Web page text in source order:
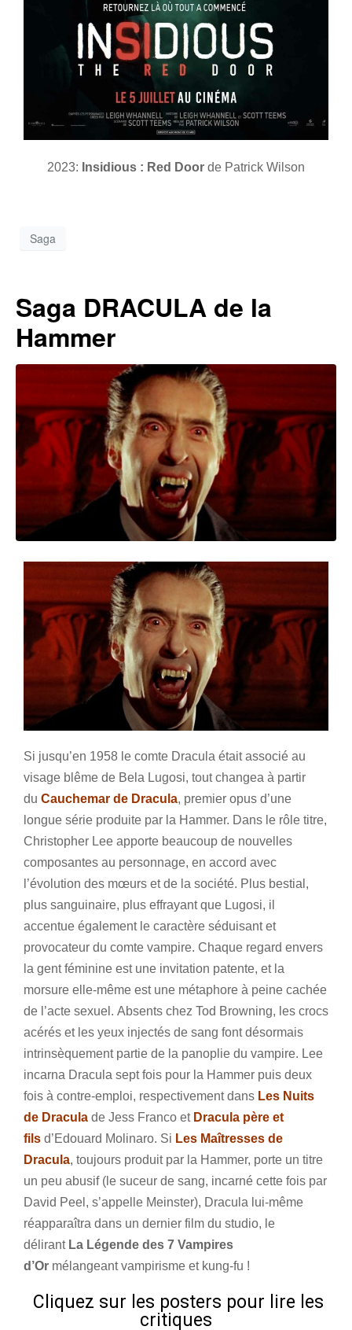
2023: Insidious : Red Door de Patrick Wilson
Saga
Saga DRACULA de la
Hammer
Si jusqu’en 1958 le comte Dracula était associé au
visage blême de Bela Lugosi, tout changea à partir
du Cauchemar de Dracula, premier opus d’une
longue série produite par la Hammer. Dans le rôle titre,
Christopher Lee apporte beaucoup de nouvelles
composantes au personnage, en accord avec
l’évolution des mœurs et de la société. Plus bestial,
plus sanguinaire, plus effrayant que Lugosi, il
accentue également le caractère séduisant et
provocateur du comte vampire. Chaque regard envers
la gent féminine est une invitation patente, et la
morsure elle-même est une métaphore à peine cachée
de l’acte sexuel. Absents chez Tod Browning, les crocs
acérés et les yeux injectés de sang font désormais
intrinsèquement partie de la panoplie du vampire. Lee
incarna Dracula sept fois pour la Hammer puis deux
fois à contre-emploi, respectivement dans Les Nuits
de Dracula de Jess Franco et Dracula père et
fils d’Edouard Molinaro. Si Les Maîtresses de
Dracula, toujours produit par la Hammer, porte un titre
un peu abusif (le suceur de sang, incarné cette fois par
David Peel, s’appelle Meinster), Dracula lui-même
réapparaîtra dans un dernier film du studio, le
délirant La Légende des 7 Vampires
d’Or mélangeant vampirisme et kung-fu !
Cliquez sur les posters pour lire les
critiques